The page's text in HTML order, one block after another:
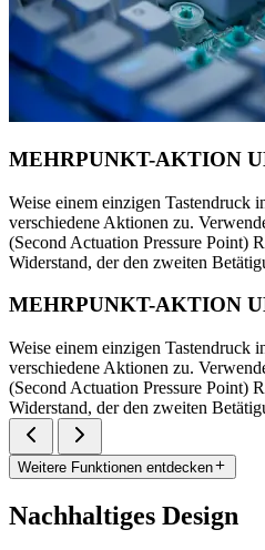
MEHRPUNKT-AKTION
Weise einem einzigen Tastendruck
verschiedene Aktionen zu.
(Second Actuation Pressure Point)
Widerstand, der den zweiten
MEHRPUNKT-AKTION
Weise einem einzigen Tastendruck
verschiedene Aktionen zu.
(Second Actuation Pressure Point)
Widerstand, der den zweiten
Weitere Funktionen entdecken
Nachhaltiges Design